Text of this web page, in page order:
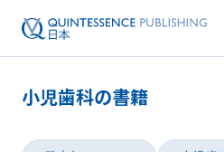
小児歯科の書籍